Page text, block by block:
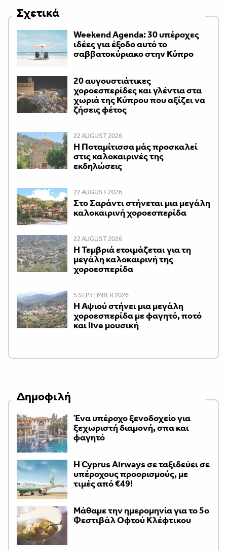
Σχετικά
Weekend Agenda: 30 υπέροχες
ιδέες για έξοδο αυτό το
σαββατοκύριακο στην Κύπρο
20 αυγουστιάτικες
χοροεσπερίδες και γλέντια στα
χωριά της Κύπρου που αξίζει να
ζήσεις φέτος
22 AUGUST 2026
Η Ποταμίτισσα μάς προσκαλεί
στις καλοκαιρινές της
εκδηλώσεις
22 AUGUST 2026
Στο Σαράντι στήνεται μια μεγάλη
καλοκαιρινή χοροεσπερίδα
22 AUGUST 2026
Η Τεμβριά ετοιμάζεται για τη
μεγάλη καλοκαιρινή της
χοροεσπερίδα
5 SEPTEMBER 2026
Η Αψιού στήνει μια μεγάλη
χοροεσπερίδα με φαγητό, ποτό
και live μουσική
Δημοφιλή
Ένα υπέροχο ξενοδοχείο για
ξεχωριστή διαμονή, σπα και
φαγητό
H Cyprus Airways σε ταξιδεύει σε
υπέροχους προορισμούς, με
τιμές από €49!
Μάθαμε την ημερομηνία για το 5ο
Φεστιβάλ Οφτού Κλέφτικου